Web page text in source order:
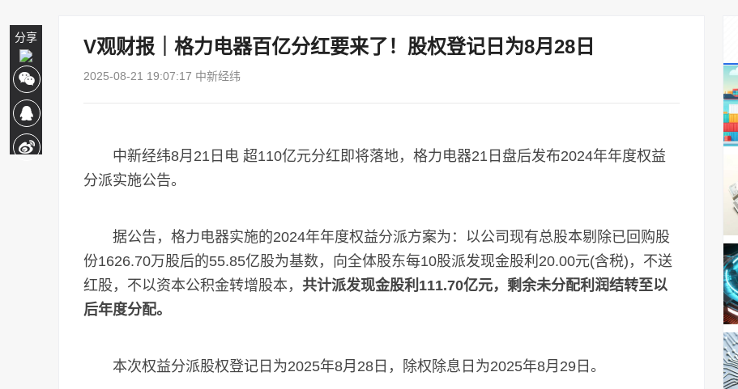
分享 V观财报｜格力电器百亿分红要来了！股权登记日为8月28日
2025-08-21 19:07:17 中新经纬
中新经纬8月21日电 超110亿元分红即将落地，格力电器21日盘后发布2024年年度权益
分派实施公告。
据公告，格力电器实施的2024年年度权益分派方案为：以公司现有总股本剔除已回购股
份1626.70万股后的55.85亿股为基数，向全体股东每10股派发现金股利20.00元(含税)，不送
红股，不以资本公积金转增股本， 共计派发现金股利111.70亿元，剩余未分配利润结转至以
后年度分配。
本次权益分派股权登记日为2025年8月28日，除权除息日为2025年8月29日。